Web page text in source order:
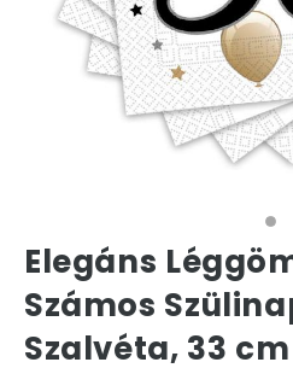
Elegáns
Számos
Szalvéta, 33